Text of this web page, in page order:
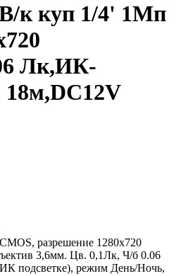
к куп 1/4' 1Мп
Лк,ИК-
18м,DC12V
разрешение 1280х720
3,6мм. Цв. 0,1Лк, Ч/б 0.06
подсветке), режим День/Ночь,